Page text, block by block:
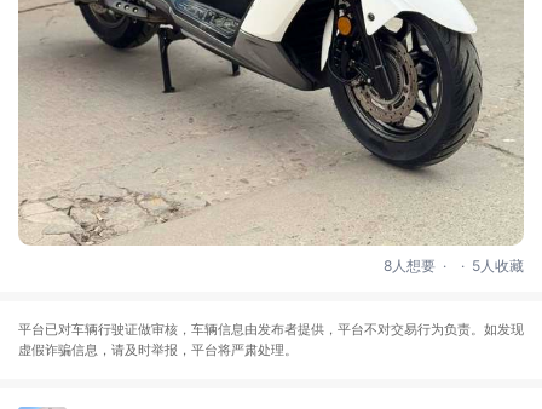
8人想要 . . 5人收藏
平台已对车辆行驶证做审核，车辆信息由发布者提供，平台不对交易行为负责。如发现
虚假诈骗信息，请及时举报，平台将严肃处理。